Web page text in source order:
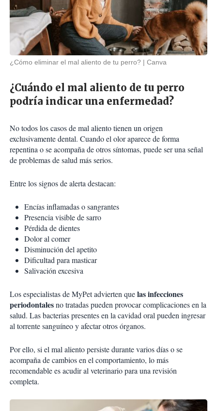
¿Cómo eliminar el mal aliento de tu perro? Canva
¿Cuándo el mal aliento de tu perro
podría indicar una enfermedad?
No todos los casos de mal aliento tienen un origen
exclusivamente dental. Cuando el olor aparece de forma
repentina o se acompaña de otros síntomas, puede ser una señal
de problemas de salud más serios.
Entre los signos de alerta destacan:
Encías inflamadas o sangrantes
Presencia visible de sarro
Pérdida de dientes
Dolor al comer
Disminución del apetito
Dificultad para masticar
Salivación excesiva
Los especialistas de MyPet advierten quelas infecciones
periodontalesno tratadas pueden provocar complicaciones en la
salud. Las bacterias presentes en la cavidad oral pueden ingresar
al torrente sanguíneo y afectar otros órganos.
Por ello, si el mal aliento persiste durante varios días o se
acompaña de cambios en el comportamiento, lo más
recomendable es acudir al veterinario para una revisión
completa.